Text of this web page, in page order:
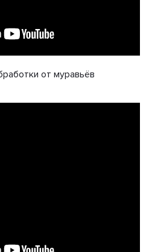
от муравьёв